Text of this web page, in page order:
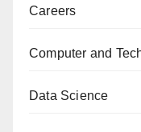
Careers
Computer and
Data Science